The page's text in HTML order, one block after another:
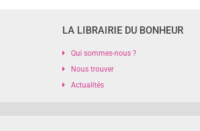
LA LIBRAIRIE DU BONHEUR
Qui sommes-nous ?
Nous trouver
Actualités